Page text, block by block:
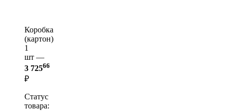
Коробка
(картон)
1
шт —
3 72566
₽
Статус
товара: